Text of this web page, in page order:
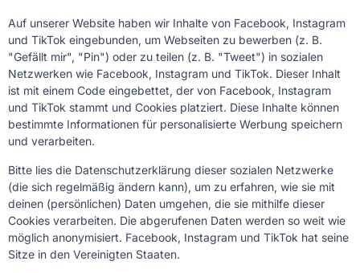
Auf unserer Website haben wir Inhalte von Facebook, Instagram
und TikTok eingebunden, um Webseiten zu bewerben (z. B.
"Gefällt mir", "Pin") oder zu teilen (z. B. "Tweet") in sozialen
Netzwerken wie Facebook, Instagram und TikTok. Dieser Inhalt
ist mit einem Code eingebettet, der von Facebook, Instagram
und TikTok stammt und Cookies platziert. Diese Inhalte können
bestimmte Informationen für personalisierte Werbung speichern
und verarbeiten.
Bitte lies die Datenschutzerklärung dieser sozialen Netzwerke
(die sich regelmäßig ändern kann), um zu erfahren, wie sie mit
deinen (persönlichen) Daten umgehen, die sie mithilfe dieser
Cookies verarbeiten. Die abgerufenen Daten werden so weit wie
möglich anonymisiert. Facebook, Instagram und TikTok hat seine
Sitze in den Vereinigten Staaten.